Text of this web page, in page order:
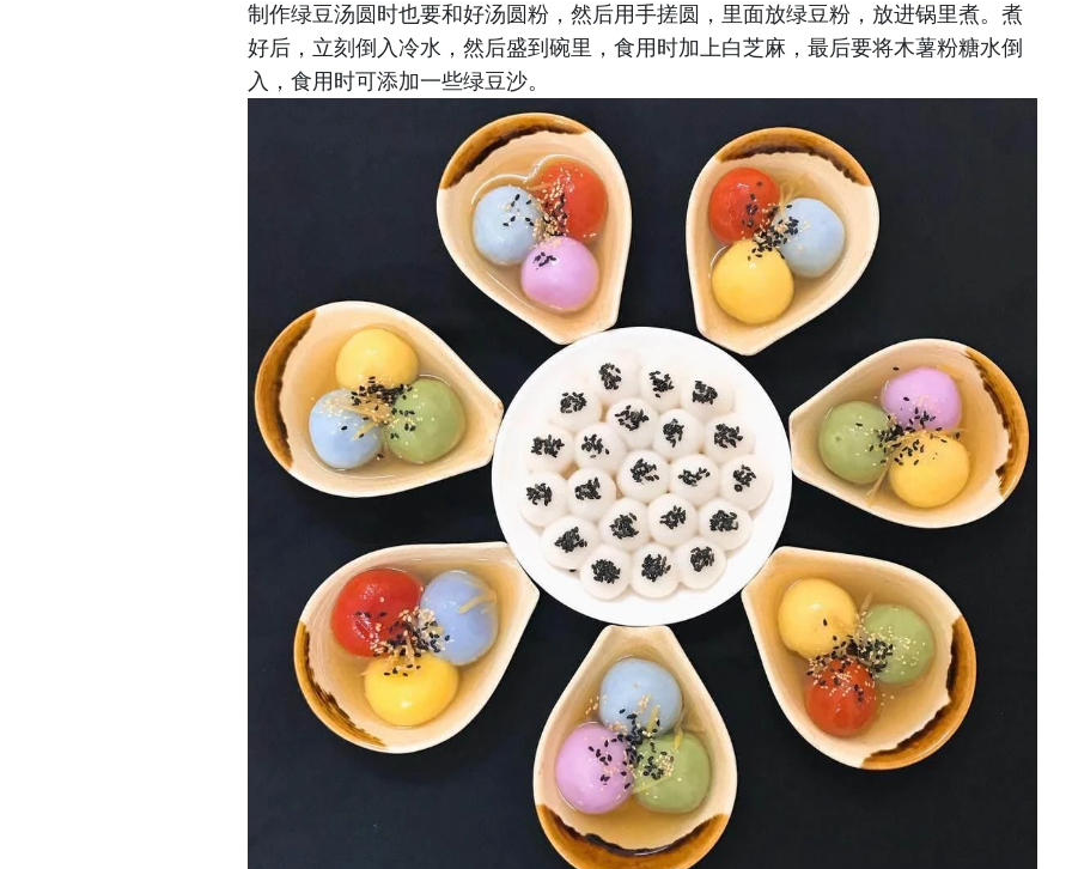
制作绿豆汤圆时也要和好汤圆粉，然后用手搓圆，里面放绿豆粉，放进锅里煮。煮
好后，立刻倒入冷水，然后盛到碗里，食用时加上白芝麻，最后要将木薯粉糖水倒
入，食用时可添加一些绿豆沙。